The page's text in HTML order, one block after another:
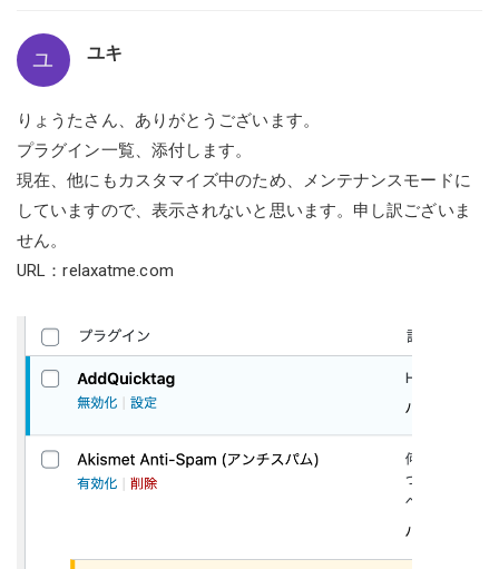
ユ ユキ
りょうたさん、ありがとうございます。
プラグイン一覧、添付します。
現在、他にもカスタマイズ中のため、メンテナンスモードに
していますので、表示されないと思います。申し訳ございま
せん。
URL：relaxatme.com